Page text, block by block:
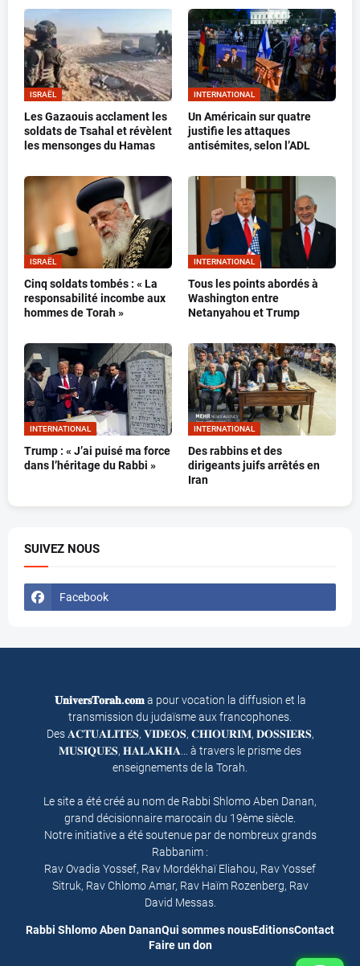
ISRAËL
Les Gazaouis acclament les
soldats de Tsahal et révèlent
les mensonges du Hamas
INTERNATIONAL
Un Américain sur quatre
justifie les attaques
antisémites, selon l’ADL
ISRAËL
Cinq soldats tombés : « La
responsabilité incombe aux
hommes de Torah »
INTERNATIONAL
Tous les points abordés à
Washington entre
Netanyahou et Trump
INTERNATIONAL
Trump : « J’ai puisé ma force
dans l’héritage du Rabbi »
INTERNATIONAL
Des rabbins et des
dirigeants juifs arrêtés en
Iran
SUIVEZ NOUS
Facebook
𝐔𝐧𝐢𝐯𝐞𝐫𝐬𝐓𝐨𝐫𝐚𝐡.𝐜𝐨𝐦a pour vocation la diffusion et la
transmission du judaïsme aux francophones.
Des 𝐀𝐂𝐓𝐔𝐀𝐋𝐈𝐓𝐄𝐒, 𝐕𝐈𝐃𝐄𝐎𝐒, 𝐂𝐇𝐈𝐎𝐔𝐑𝐈𝐌, 𝐃𝐎𝐒𝐒𝐈𝐄𝐑𝐒,
𝐌𝐔𝐒𝐈𝐐𝐔𝐄𝐒, 𝐇𝐀𝐋𝐀𝐊𝐇𝐀… à travers le prisme des
enseignements de la Torah.
Le site a été créé au nom de Rabbi Shlomo Aben Danan,
grand décisionnaire marocain du 19ème siècle.
Notre initiative a été soutenue par de nombreux grands
Rabbanim :
Rav Ovadia Yossef, Rav Mordékhaï Eliahou, Rav Yossef
Sitruk, Rav Chlomo Amar, Rav Haïm Rozenberg, Rav
David Messas.
Rabbi Shlomo Aben DananQui sommes nousEditionsContact
Faire un don